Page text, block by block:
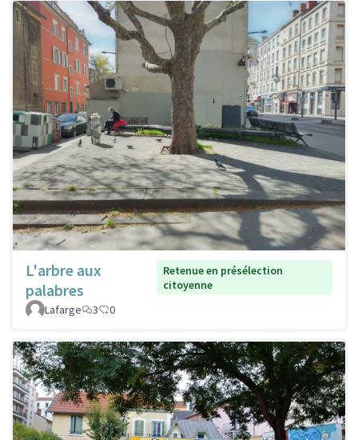
L'arbre aux
palabres
Retenue en présélection
citoyenne
Lafarge
3 0